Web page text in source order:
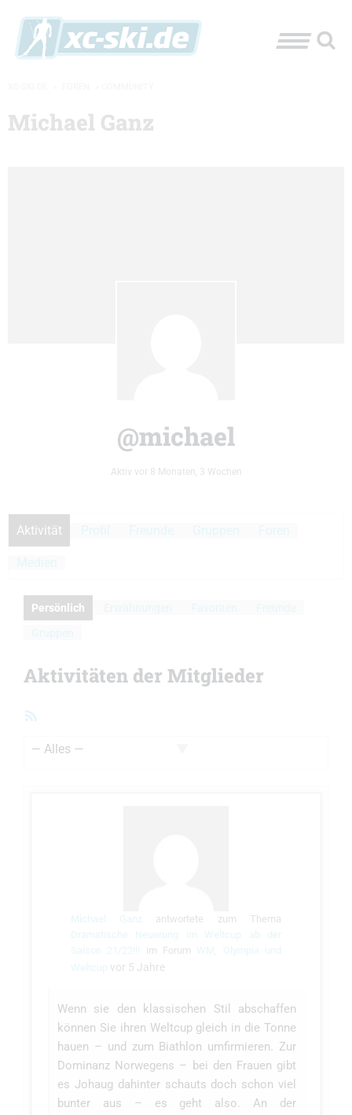
Michael Ganz
@michael
Aktiv vor 8 Monaten, 3 Wochen
Aktivität
Persönlich
Aktivitäten der Mitglieder
Michael Ganz antwortete zum Thema
Dramatische Neuerung im Weltcup ab der
Saison 21/22!!!
im Forum
WM, Olympia und
Weltcup vor 5 Jahre
Wenn sie den klassischen Stil abschaffen
können Sie ihren Weltcup gleich in die Tonne
hauen – und zum Biathlon umfirmieren. Zur
Dominanz Norwegens – bei den Frauen gibt
es Johaug dahinter schauts doch schon viel
bunter aus – es geht also. An der